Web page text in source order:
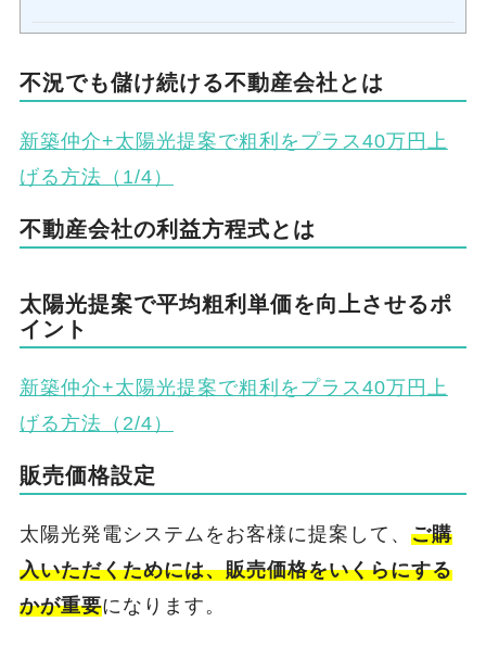
不況でも儲け続ける不動産会社とは
新築仲介+太陽光提案で粗利をプラス40万円上
げる方法（1/4）
不動産会社の利益方程式とは
太陽光提案で平均粗利単価を向上させるポ
イント
新築仲介+太陽光提案で粗利をプラス40万円上
げる方法（2/4）
販売価格設定
太陽光発電システムをお客様に提案して、 ご購
入いただくためには、販売価格をいくらにする
かが重要になります。